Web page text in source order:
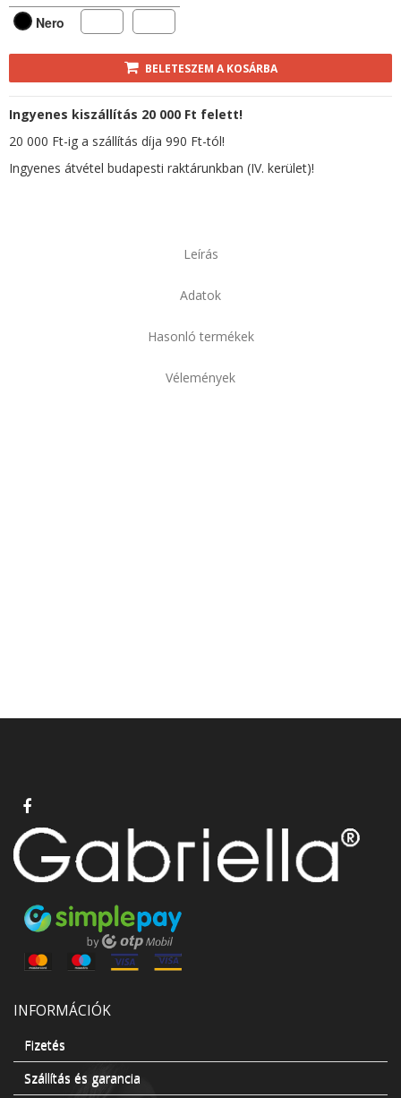
Nero
BELETESZEM A KOSÁRBA
Ingyenes kiszállítás 20 000 Ft felett!
20 000 Ft-ig a szállítás díja 990 Ft-tól!
Ingyenes átvétel budapesti raktárunkban (IV. kerület)!
Leírás
Adatok
Hasonló termékek
Vélemények
INFORMÁCIÓK
Fizetés
Szállítás és garancia